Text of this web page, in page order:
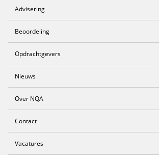
Advisering
Beoordeling
Opdrachtgevers
Nieuws
Over NQA
Contact
Vacatures